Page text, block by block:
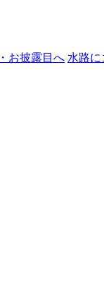
お披露目へ 水路